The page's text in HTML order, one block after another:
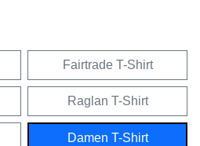
Fairtrade T-Shirt
Raglan T-Shirt
Damen T-Shirt